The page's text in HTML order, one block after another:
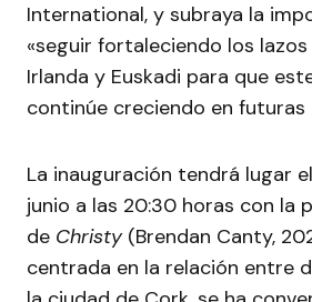
International, y subraya la
«seguir fortaleciendo los
Irlanda y Euskadi para que
continúe creciendo en futuras
La inauguración tendrá lugar
junio a las 20:30 horas con la
de Christy (Brendan Canty,
centrada en la relación entre